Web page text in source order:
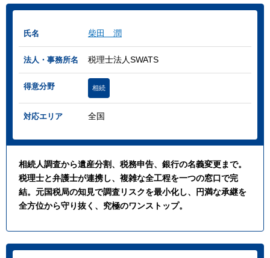
氏名 柴田 潤
法人・事務所名 税理士法人SWATS
得意分野 相続
対応エリア 全国
相続人調査から遺産分割、税務申告、銀行の名義変更まで。
税理士と弁護士が連携し、複雑な全工程を一つの窓口で完
結。元国税局の知見で調査リスクを最小化し、円満な承継を
全方位から守り抜く、究極のワンストップ。